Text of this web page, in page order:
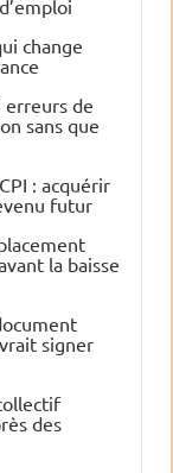
change
de
sans que
: acquérir
futur
la baisse
signer
des